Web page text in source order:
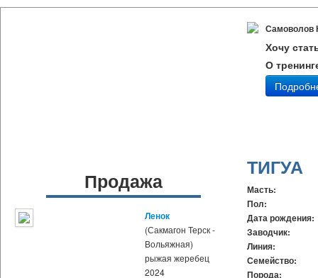
Самоволов
Хочу
О
Продажа
Ленок
(Сакмагон Терск -
Вольяжная)
рыжая жеребец
2024
ТИГУА
Масть:
Пол:
Дата рождения:
Заводчик:
Линия:
Семейство:
Порода: